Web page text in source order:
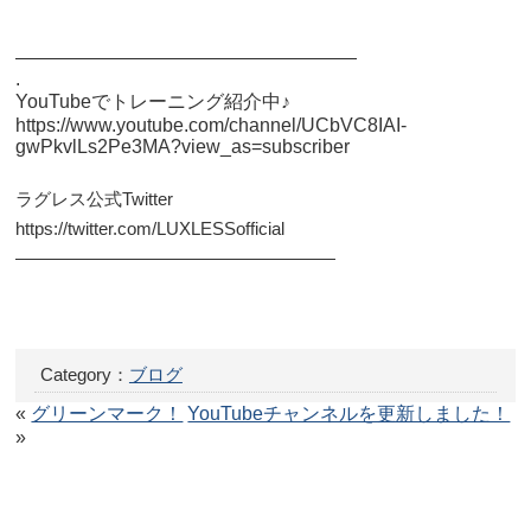
——————————————————
.
YouTubeでトレーニング紹介中♪
https://www.youtube.com/channel/UCbVC8IAI-
gwPkvlLs2Pe3MA?view_as=subscriber
ラグレス公式Twitter
https://twitter.com/LUXLESSofficial
——————————————————
Category： ブログ
« グリーンマーク！
YouTubeチャンネルを更新しました！
»